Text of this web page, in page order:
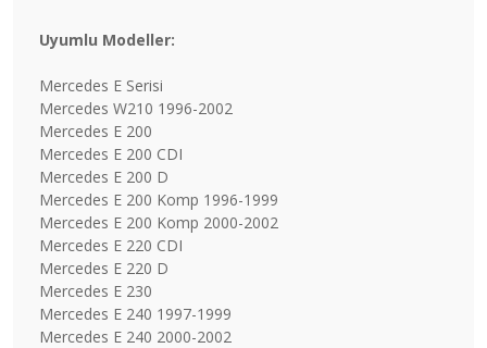
Uyumlu Modeller:
Mercedes E Serisi
Mercedes W210 1996-2002
Mercedes E 200
Mercedes E 200 CDI
Mercedes E 200 D
Mercedes E 200 Komp 1996-1999
Mercedes E 200 Komp 2000-2002
Mercedes E 220 CDI
Mercedes E 220 D
Mercedes E 230
Mercedes E 240 1997-1999
Mercedes E 240 2000-2002